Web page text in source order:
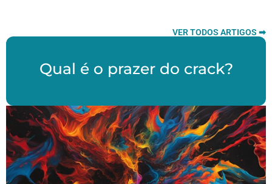
VER TODOS ARTIGOS ➡
Qual é o prazer do crack?